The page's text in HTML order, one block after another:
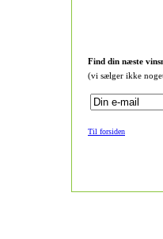
Find din næste
(vi sælger ikke
Til forsiden